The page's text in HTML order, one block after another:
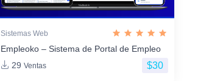
Sistemas Web
Empleoko – Sistema de Portal de Empleo
29 Ventas $30